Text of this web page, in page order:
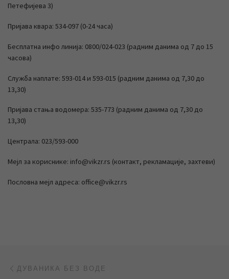
Петефијева 3)
Пријава квара: 534-097 (0-24 часа)
Бесплатна инфо линија: 0800/024-023 (радним данима од 7 до 15
часова)
Служба наплате: 593-014 и 593-015 (радним данима од 7,30 до
13,30)
Пријава стања водомера: 535-773 (радним данима од 7,30 до
13,30)
Централа: 023/593-000
Мејл за кориснике: info@vikzr.rs (контакт, рекламације, захтеви)
Пословна мејл адреса: office@vikzr.rs
Post navigation
ДУВАНИКА БЕЗ ВОДЕ